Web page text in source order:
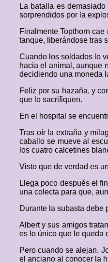
La batalla es
sorprendidos por la
Finalmente Topthorn
tanque, liberándose tras
Cuando los soldados lo
hacia el animal, aunque
decidiendo una moneda
Feliz por su hazaña, y
que lo sacrifiquen.
En el hospital se
Tras oír la extraña y
caballo se mueve al
los cuatro calcetines
Visto que de verdad es
Llega poco después el
una colecta para que,
Durante la subasta debe
Albert y sus amigos
es lo único que le queda
Pero cuando se alejan.
el anciano al conocer la